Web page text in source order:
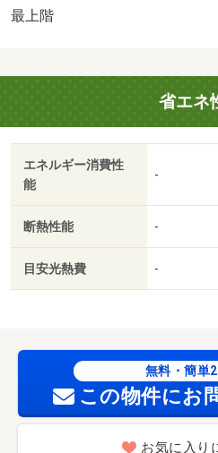
か。・バイク置場：なし・駐輪
最上階
省エネ
エネルギー消費性
能
-
断熱性能 -
目安光熱費 -
無料・簡単2
この物件にお
お気に入り